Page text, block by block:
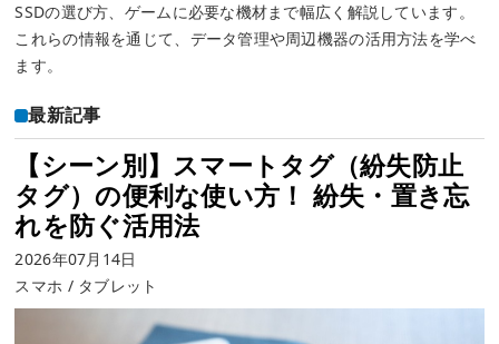
SSDの選び方、ゲームに必要な機材まで幅広く解説しています。
これらの情報を通じて、データ管理や周辺機器の活用方法を学べ
ます。
最新記事
【シーン別】スマートタグ（紛失防止
タグ）の便利な使い方！ 紛失・置き忘
れを防ぐ活用法
2026年07月14日
スマホ / タブレット